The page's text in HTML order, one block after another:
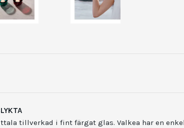
tillverkad i fint färgat glas. Valkea har en